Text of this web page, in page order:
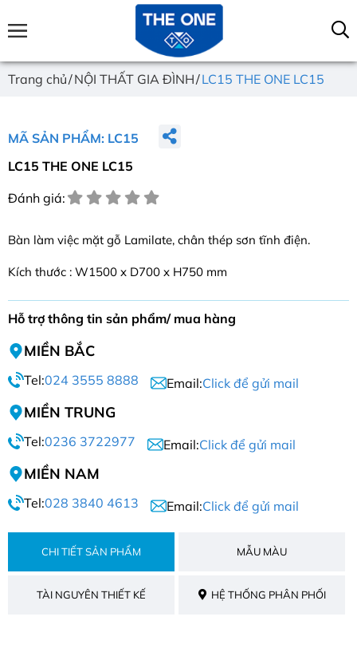
Trang chủ NỘI THẤT GIA ĐÌNH LC15 THE ONE LC15
MÃ SẢN PHẨM: LC15
LC15 THE ONE LC15
Đánh giá:
Bàn làm việc mặt gỗ Lamilate, chân thép sơn tĩnh điện.
Kích thước : W1500 x D700 x H750 mm
Hỗ trợ thông tin sản phẩm/ mua hàng
MIỀN BẮC
Tel:024 3555 8888 Email:Click để gửi mail
MIỀN TRUNG
Tel:0236 3722977 Email:Click để gửi mail
MIỀN NAM
Tel:028 3840 4613 Email:Click để gửi mail
CHI TIẾT SẢN PHẨM MẪU MÀU
TÀI NGUYÊN THIẾT KẾ HỆ THỐNG PHÂN PHỐI